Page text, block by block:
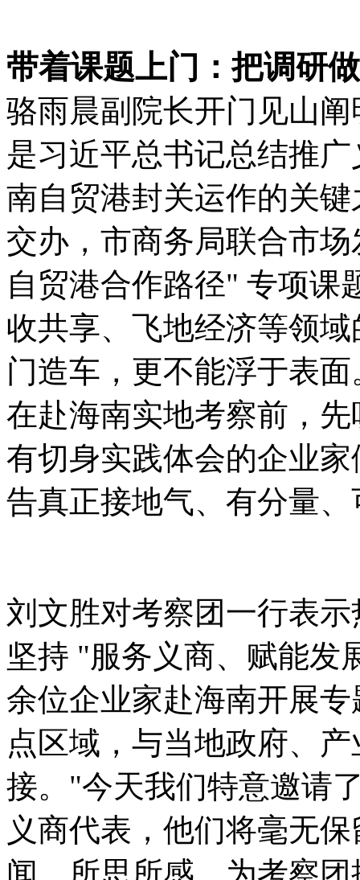
带着课题上门：把调研
骆雨晨副院长开门见山
是习近平总书记总结推
南自贸港封关运作的关
交办，市商务局联合市
自贸港合作路径" 专项课
收共享、飞地经济等领
门造车，更不能浮于表
在赴海南实地考察前，
有切身实践体会的企业
告真正接地气、有分量
刘文胜对考察团一行表
坚持 "服务义商、赋能发
余位企业家赴海南开展
点区域，与当地政府、
接。"今天我们特意邀请
义商代表，他们将毫无
闻、所思所感，为考察